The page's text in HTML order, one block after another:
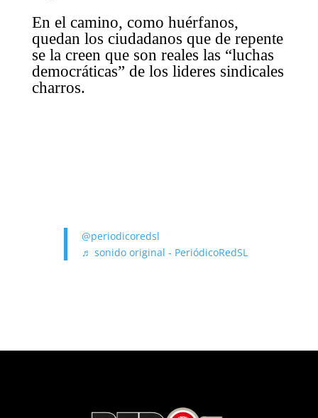
En el camino, como huérfanos,
quedan los ciudadanos que de repente
se la creen que son reales las “luchas
democráticas” de los lideres sindicales
charros.
@periodicoredsl
♬ sonido original - PeriódicoRedSL